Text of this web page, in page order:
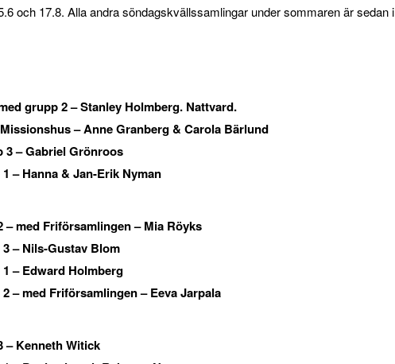
och 17.8. Alla andra söndagskvällssamlingar under sommaren är sedan i
grupp 2 – Stanley Holmberg. Nattvard.
– Anne Granberg & Carola Bärlund
3 – Gabriel Grönroos
– Hanna & Jan-Erik Nyman
med Friförsamlingen – Mia Röyks
– Nils-Gustav Blom
– Edward Holmberg
– med Friförsamlingen – Eeva Jarpala
– Kenneth Witick